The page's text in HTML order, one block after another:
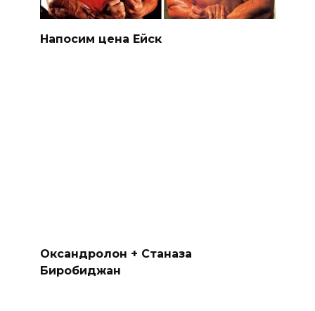
Напосим цена Ейск
Оксандролон + Станаза
Биробиджан